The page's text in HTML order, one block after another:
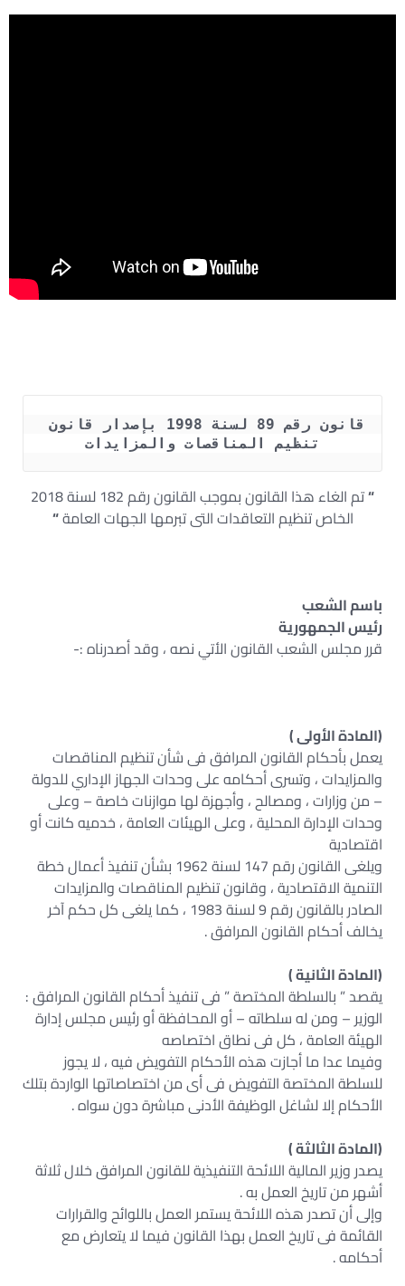
تنظيم المناقصات والمزايدات
“
تم الغاء هذا القانون بموجب القانون رقم 182 لسنة 2018
الخاص تنظيم التعاقدات التى تبرمها الجهات العامة“
باسم الشعب
رئيس الجمهورية
قرر مجلس الشعب القانون الأتي نصه ، وقد أصدرناه :-
(المادة الأولى )
يعمل بأحكام القانون المرافق فى شأن تنظيم المناقصات
والمزايدات ، وتسرى أحكامه على وحدات الجهاز الإداري للدولة
– من وزارات ، ومصالح ، وأجهزة لها موازنات خاصة – وعلى
وحدات الإدارة المحلية ، وعلى الهيئات العامة ، خدميه كانت أو
اقتصادية
ويلغى القانون رقم 147 لسنة 1962 بشأن تنفيذ أعمال خطة
التنمية الاقتصادية ، وقانون تنظيم المناقصات والمزايدات
الصادر بالقانون رقم 9 لسنة 1983 ، كما يلغى كل حكم آخر
يخالف أحكام القانون المرافق .
(المادة الثانية )
يقصد ” بالسلطة المختصة ” فى تنفيذ أحكام القانون المرافق :
الوزير – ومن له سلطاته – أو المحافظة أو رئيس مجلس إدارة
الهيئة العامة ، كل فى نطاق اختصاصه
وفيما عدا ما أجازت هذه الأحكام التفويض فيه ، لا يجوز
للسلطة المختصة التفويض فى أى من اختصاصاتها الواردة بتلك
الأحكام إلا لشاغل الوظيفة الأدنى مباشرة دون سواه .
(المادة الثالثة )
يصدر وزير المالية اللائحة التنفيذية للقانون المرافق خلال ثلاثة
أشهر من تاريخ العمل به .
وإلى أن تصدر هذه اللائحة يستمر العمل باللوائح والقرارات
القائمة فى تاريخ العمل بهذا القانون فيما لا يتعارض مع
أحكامه .